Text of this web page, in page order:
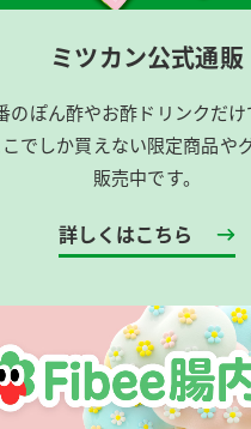
ミツカン公式通販
のぽん酢やお酢ドリンクだけ
こでしか買えない限定商品や
販売中です。
詳しくはこちら